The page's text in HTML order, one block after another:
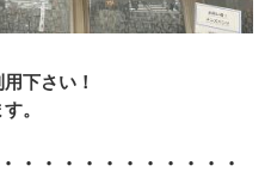
下さい！
。
・・・・・・・・・・・